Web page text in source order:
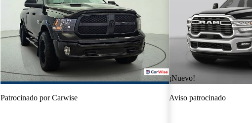
Patrocinado porCarwise
¡Nuevo!
Aviso patrocinado